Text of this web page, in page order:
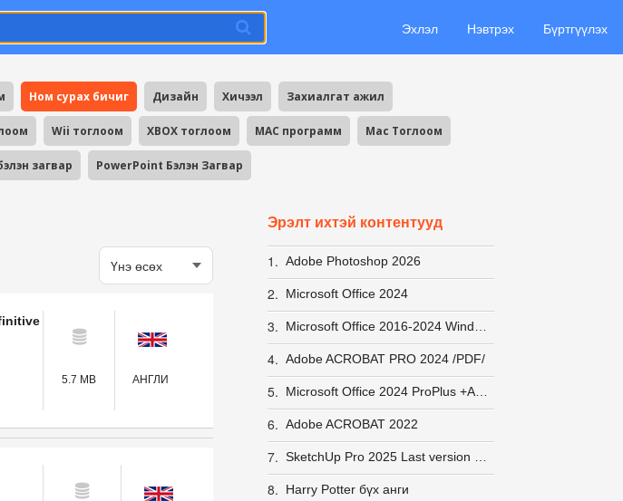
Эхлэл Нэвтрэх Бүртгүүлэх
Ном сурах бичиг Дизайн Хичээл Захиалгат ажил
Wii тоглоом XBOX тоглоом MAC программ Mac Тоглоом
загвар PowerPoint Бэлэн Загвар
5.7 MB АНГЛИ
Эрэлт ихтэй контентууд
1. Adobe Photoshop 2026
2. Microsoft Office 2024
3.
4. Adobe ACROBAT PRO 2024 /PDF/
5.
6. Adobe ACROBAT 2022
7.
8. Harry Potter бүх анги